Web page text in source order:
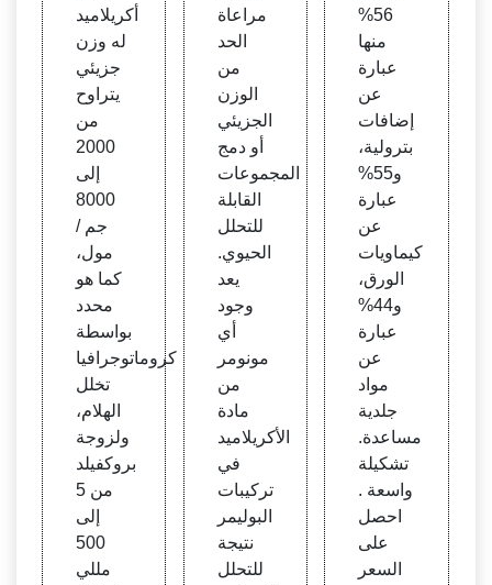
أكريلاميد
له وزن
جزيئي
يتراوح
من
2000
إلى
8000
جم /
مول،
كما هو
محدد
بواسطة
كروماتوجرافيا
تخلل
الهلام،
ولزوجة
بروكفيلد
من 5
إلى
500
مللي
مراعاة
الحد
من
الوزن
الجزيئي
أو دمج
المجموعات
القابلة
للتحلل
الحيوي.
يعد
وجود
أي
مونومر
من
مادة
الأكريلاميد
في
تركيبات
البوليمر
نتيجة
للتحلل
56%
منها
عبارة
عن
إضافات
بترولية،
و55%
عبارة
عن
كيماويات
الورق،
و44%
عبارة
عن
مواد
جلدية
مساعدة.
تشكيلة
واسعة .
احصل
على
السعر